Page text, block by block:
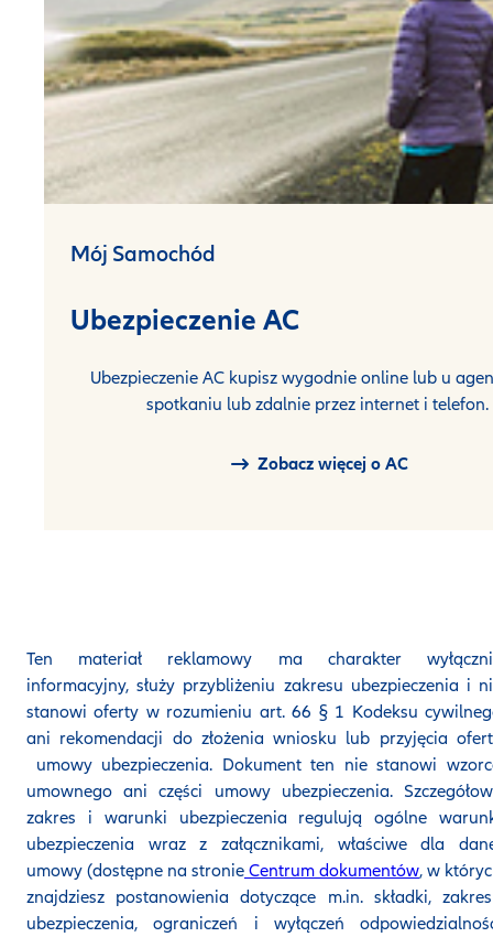
Mój Samochód
Ubezpieczenie AC
Ubezpieczenie AC kupisz wygodnie online lub u
spotkaniu lub zdalnie przez internet i telefon.
Zobacz więcej o AC
Ten materiał reklamowy ma charakter
informacyjny, służy przybliżeniu zakresu ubezpieczenia i
stanowi oferty w rozumieniu art. 66 § 1 Kodeksu
ani rekomendacji do złożenia wniosku lub przyjęcia
umowy ubezpieczenia. Dokument ten nie stanowi
umownego ani części umowy ubezpieczenia.
zakres i warunki ubezpieczenia regulują ogólne
ubezpieczenia wraz z załącznikami, właściwe dla
umowy (dostępne na stronie Centrum dokumentów, w
znajdziesz postanowienia dotyczące m.in. składki,
ubezpieczenia, ograniczeń i wyłączeń